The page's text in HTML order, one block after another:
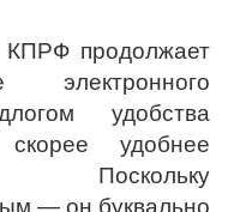
продолжает
электронного
удобства
удобнее
Поскольку
― он буквально